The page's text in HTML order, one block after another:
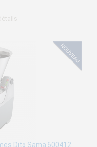
Dito Sama 600412